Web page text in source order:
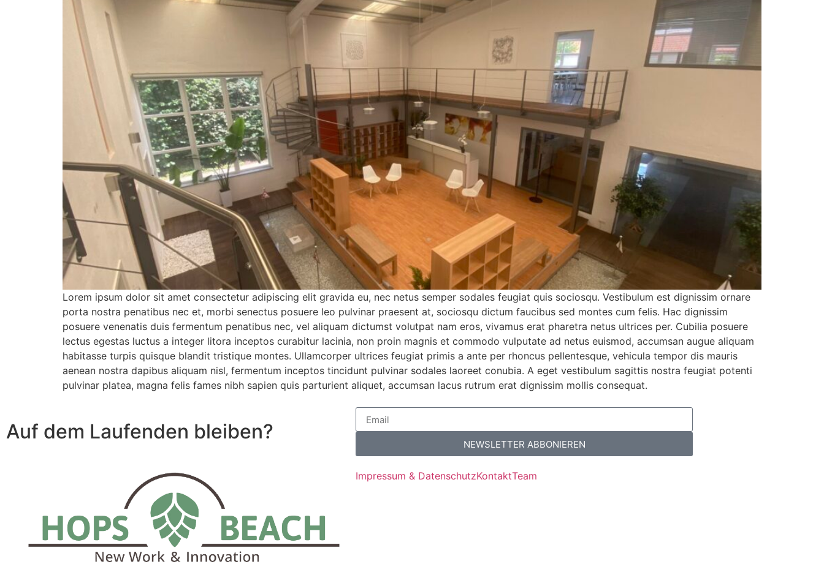
Lorem ipsum dolor sit amet consectetur adipiscing elit gravida eu, nec netus semper sodales feugiat quis sociosqu. Vestibulum est dignissim ornare
porta nostra penatibus nec et, morbi senectus posuere leo pulvinar praesent at, sociosqu dictum faucibus sed montes cum felis. Hac dignissim
posuere venenatis duis fermentum penatibus nec, vel aliquam dictumst volutpat nam eros, vivamus erat pharetra netus ultrices per. Cubilia posuere
lectus egestas luctus a integer litora inceptos curabitur lacinia, non proin magnis et commodo vulputate ad netus euismod, accumsan augue aliquam
habitasse turpis quisque blandit tristique montes. Ullamcorper ultrices feugiat primis a ante per rhoncus pellentesque, vehicula tempor dis mauris
aenean nostra dapibus aliquam nisl, fermentum inceptos tincidunt pulvinar sodales laoreet conubia. A eget vestibulum sagittis nostra feugiat potenti
pulvinar platea, magna felis fames nibh sapien quis parturient aliquet, accumsan lacus rutrum erat dignissim mollis consequat.
Auf dem Laufenden bleiben?
NEWSLETTER ABBONIEREN
Impressum & DatenschutzKontaktTeam